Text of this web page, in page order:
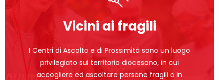
Vicini ai fragili
I Centri di Ascolto e di Prossimità sono un luogo
privilegiato sul territorio diocesano, in cui
accogliere ed ascoltare persone fragili o in